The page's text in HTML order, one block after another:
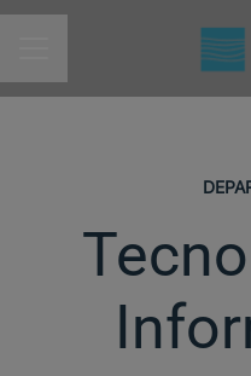
MENU DE CARREIRAS